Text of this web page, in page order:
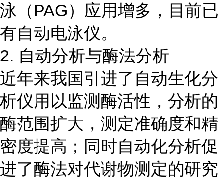
泳（PAG）应用增多，目前已
有自动电泳仪。
2. 自动分析与酶法分析
近年来我国引进了自动生化分
析仪用以监测酶活性，分析的
酶范围扩大，测定准确度和精
密度提高；同时自动化分析促
进了酶法对代谢物测定的研究